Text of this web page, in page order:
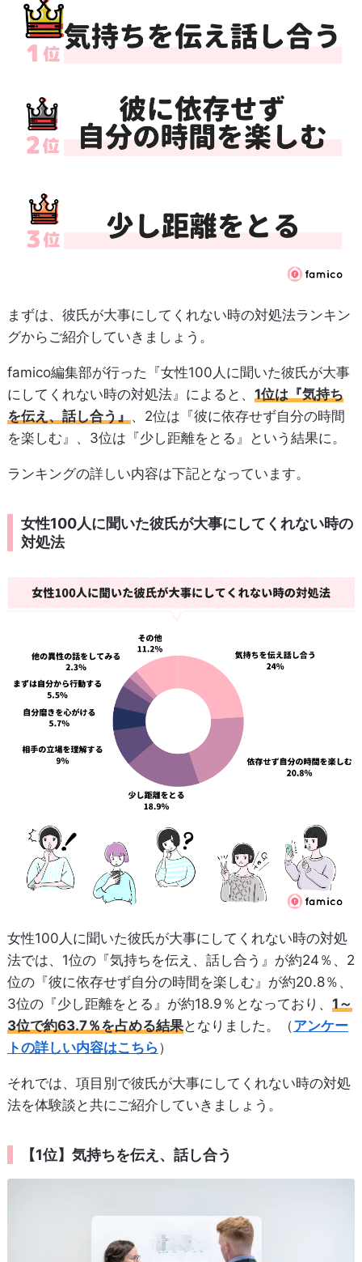
まずは、彼氏が大事にしてくれない時の対処法ランキン
グからご紹介していきましょう。
famico編集部が行った『女性100人に聞いた彼氏が大事
にしてくれない時の対処法』によると、 1位は『気持ち
を伝え、話し合う』、2位は『彼に依存せず自分の時間
を楽しむ』、3位は『少し距離をとる』という結果に。
ランキングの詳しい内容は下記となっています。
女性100人に聞いた彼氏が大事にしてくれない時の
対処法
女性100人に聞いた彼氏が大事にしてくれない時の対処
法では、1位の『気持ちを伝え、話し合う』が約24％、2
位の『彼に依存せず自分の時間を楽しむ』が約20.8％、
3位の『少し距離をとる』が約18.9％となっており、 1～
3位で約63.7％を占める結果となりました。（アンケー
トの詳しい内容はこちら ）
それでは、項目別で彼氏が大事にしてくれない時の対処
法を体験談と共にご紹介していきましょう。
【1位】気持ちを伝え、話し合う